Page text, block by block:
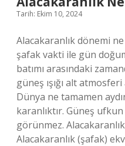
Tarih: Ekim 10, 2024
Alacakaranlık dönemi
şafak vakti ile gün
batımı arasındaki
güneş ışığı alt
Dünya ne tamamen
karanlıktır. Güneş
görünmez.
Alacakaranlık (şafak)